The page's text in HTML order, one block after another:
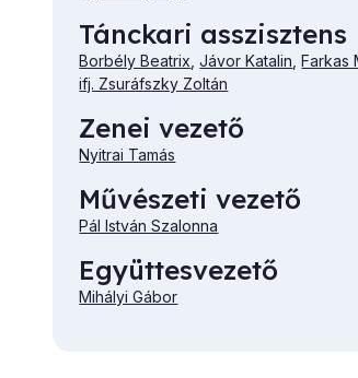
Tánckari asszisztens
Borbély Beatrix ,Jávor Katalin ,Farkas
ifj. Zsuráfszky Zoltán
Zenei vezető
Nyitrai Tamás
Művészeti vezető
Pál István Szalonna
Együttesvezető
Mihályi Gábor